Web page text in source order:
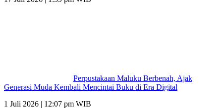
Perpustakaan Maluku Berbenah, Ajak
Generasi Muda Kembali Mencintai Buku di Era Digital
1 Juli 2026 | 12:07 pm WIB